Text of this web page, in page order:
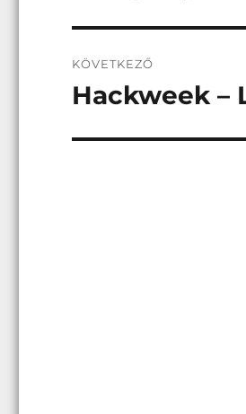
KÖVETKEZŐ
Következő
Hackweek –